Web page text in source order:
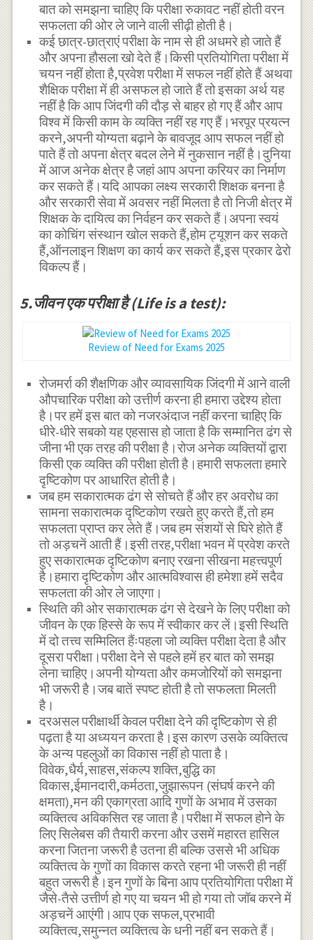
बात को समझना चाहिए कि परीक्षा रुकावट नहीं होती वरन
सफलता की ओर ले जाने वाली सीढ़ी होती है।
कई छात्र-छात्राएं परीक्षा के नाम से ही अधमरे हो जाते हैं
और अपना हौसला खो देते हैं।किसी प्रतियोगिता परीक्षा में
चयन नहीं होता है,प्रवेश परीक्षा में सफल नहीं होते हैं अथवा
शैक्षिक परीक्षा में ही असफल हो जाते हैं तो इसका अर्थ यह
नहीं है कि आप जिंदगी की दौड़ से बाहर हो गए हैं और आप
विश्व में किसी काम के व्यक्ति नहीं रह गए हैं।भरपूर प्रयत्न
करने,अपनी योग्यता बढ़ाने के बावजूद आप सफल नहीं हो
पाते हैं तो अपना क्षेत्र बदल लेने में नुकसान नहीं है।दुनिया
में आज अनेक क्षेत्र है जहां आप अपना करियर का निर्माण
कर सकते हैं।यदि आपका लक्ष्य सरकारी शिक्षक बनना है
और सरकारी सेवा में अवसर नहीं मिलता है तो निजी क्षेत्र में
शिक्षक के दायित्व का निर्वहन कर सकते हैं।अपना स्वयं
का कोचिंग संस्थान खोल सकते हैं,होम ट्यूशन कर सकते
हैं,ऑनलाइन शिक्षण का कार्य कर सकते हैं,इस प्रकार ढेरो
विकल्प हैं।
5.जीवन एक परीक्षा है (Life is a test):
Review of Need for Exams 2025
रोजमर्रा की शैक्षणिक और व्यावसायिक जिंदगी में आने वाली
औपचारिक परीक्षा को उत्तीर्ण करना ही हमारा उद्देश्य होता
है।पर हमें इस बात को नजरअंदाज नहीं करना चाहिए कि
धीरे-धीरे सबको यह एहसास हो जाता है कि सम्मानित ढंग से
जीना भी एक तरह की परीक्षा है।रोज अनेक व्यक्तियों द्वारा
किसी एक व्यक्ति की परीक्षा होती है।हमारी सफलता हमारे
दृष्टिकोण पर आधारित होती है।
जब हम सकारात्मक ढंग से सोचते हैं और हर अवरोध का
सामना सकारात्मक दृष्टिकोण रखते हुए करते हैं,तो हम
सफलता प्राप्त कर लेते हैं।जब हम संशयों से घिरे होते हैं
तो अड़चनें आती हैं।इसी तरह,परीक्षा भवन में प्रवेश करते
हुए सकारात्मक दृष्टिकोण बनाए रखना सीखना महत्त्वपूर्ण
है।हमारा दृष्टिकोण और आत्मविश्वास ही हमेशा हमें सदैव
सफलता की ओर ले जाएगा।
स्थिति की ओर सकारात्मक ढंग से देखने के लिए परीक्षा को
जीवन के एक हिस्से के रूप में स्वीकार कर लें।इसी स्थिति
में दो तत्त्व सम्मिलित हैंःपहला जो व्यक्ति परीक्षा देता है और
दूसरा परीक्षा।परीक्षा देने से पहले हमें हर बात को समझ
लेना चाहिए।अपनी योग्यता और कमजोरियों को समझना
भी जरूरी है।जब बातें स्पष्ट होती है तो सफलता मिलती
है।
दरअसल परीक्षार्थी केवल परीक्षा देने की दृष्टिकोण से ही
पढ़ता है या अध्ययन करता है।इस कारण उसके व्यक्तित्व
के अन्य पहलुओं का विकास नहीं हो पाता है।
विवेक,धैर्य,साहस,संकल्प शक्ति,बुद्धि का
विकास,ईमानदारी,कर्मठता,जुझारूपन (संघर्ष करने की
क्षमता),मन की एकाग्रता आदि गुणों के अभाव में उसका
व्यक्तित्व अविकसित रह जाता है।परीक्षा में सफल होने के
लिए सिलेबस की तैयारी करना और उसमें महारत हासिल
करना जितना जरूरी है उतना ही बल्कि उससे भी अधिक
व्यक्तित्व के गुणों का विकास करते रहना भी जरूरी ही नहीं
बहुत जरूरी है।इन गुणों के बिना आप प्रतियोगिता परीक्षा में
जैसे-तैसे उत्तीर्ण हो गए या चयन भी हो गया तो जॉब करने में
अड़चनें आएंगी।आप एक सफल,प्रभावी
व्यक्तित्व,समुन्नत व्यक्तित्व के धनी नहीं बन सकते हैं।